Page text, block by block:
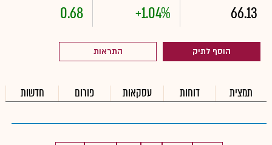
66.13
+1.04%
0.68
הוסף לתיק התראות
תמצית דוחות עסקאות פורום חדשות